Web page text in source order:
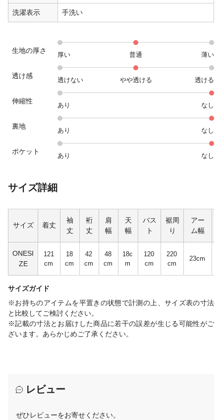
洗濯表示 手洗い
生地の厚さ
厚い 普通 薄い
透け感
透けない やや透ける 透ける
伸縮性
あり なし
裏地
あり なし
ポケット
あり なし
サイズ詳細
サイズ 着丈
袖
丈
裄
丈
肩
幅
天
幅
バス
ト
裾周
り
アー
ム幅
ONESI
ZE
121
cm
18
cm
42
cm
48
cm
18c
m
120
cm
220
cm
23cm
サイズガイド
※お持ちのアイテムを平置きの状態で計測の上、サイズ表の寸法
と比較してご検討ください。
※記載の寸法とお届けした商品に若干の誤差が生じる可能性がご
ざいます。あらかじめご了承ください。
レビュー
ぜひレビューをお寄せください。